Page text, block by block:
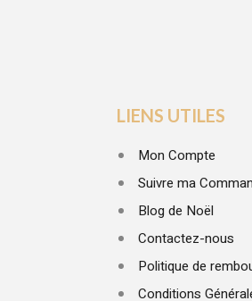
LIENS UTILES
Mon Compte
Suivre ma
Blog de Noël
Contactez-nous
Politique de
Conditions